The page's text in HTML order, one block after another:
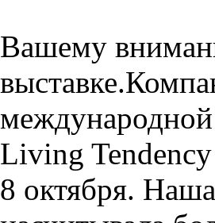
Вашему
международной
Living
8 октября.